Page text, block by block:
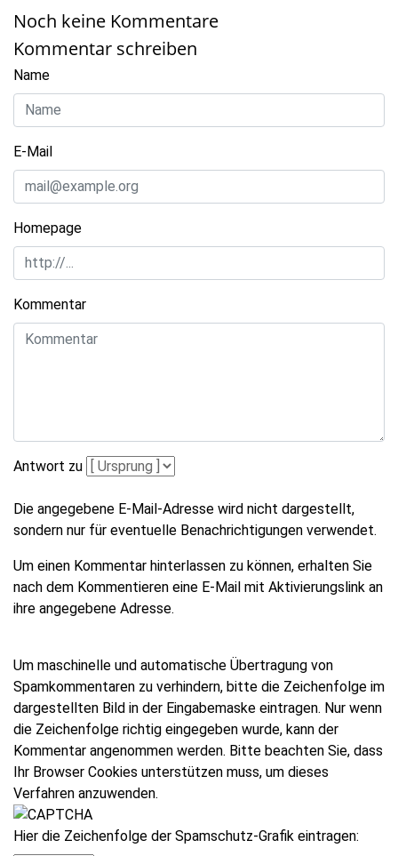
Noch keine Kommentare
Kommentar schreiben
Name
E-Mail
Homepage
Kommentar
Antwort zu
Die angegebene E-Mail-Adresse wird nicht dargestellt,
sondern nur für eventuelle Benachrichtigungen verwendet.
Um einen Kommentar hinterlassen zu können, erhalten Sie
nach dem Kommentieren eine E-Mail mit Aktivierungslink an
ihre angegebene Adresse.
Um maschinelle und automatische Übertragung von
Spamkommentaren zu verhindern, bitte die Zeichenfolge im
dargestellten Bild in der Eingabemaske eintragen. Nur wenn
die Zeichenfolge richtig eingegeben wurde, kann der
Kommentar angenommen werden. Bitte beachten Sie, dass
Ihr Browser Cookies unterstützen muss, um dieses
Verfahren anzuwenden.
Hier die Zeichenfolge der Spamschutz-Grafik eintragen: